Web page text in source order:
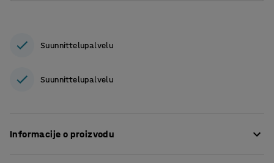
Suunnittelupalvelu
Suunnittelupalvelu
Informacije o proizvodu